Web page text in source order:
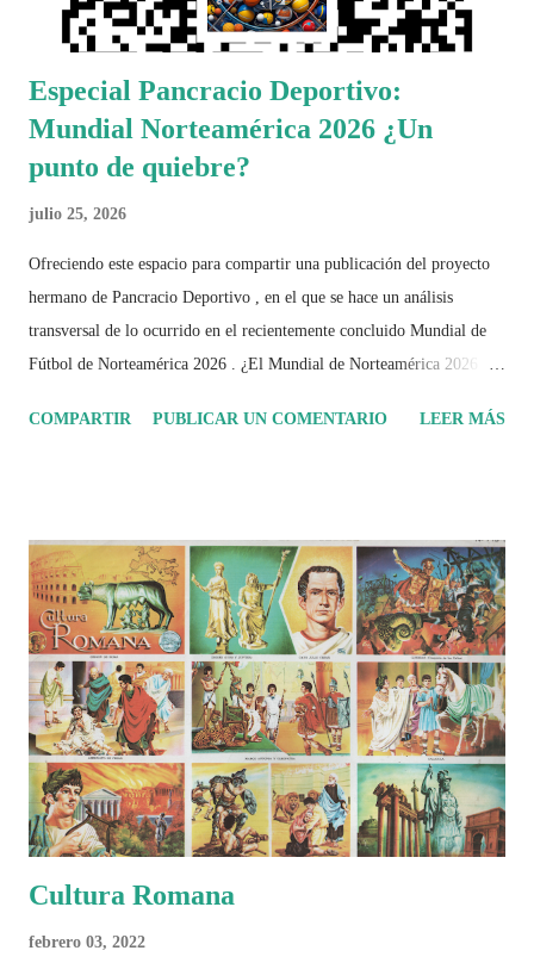
Especial Pancracio Deportivo:
Mundial Norteamérica 2026 ¿Un
punto de quiebre?
julio 25, 2026
Ofreciendo este espacio para compartir una publicación del proyecto
hermano de Pancracio Deportivo , en el que se hace un análisis
transversal de lo ocurrido en el recientemente concluido Mundial de
Fútbol de Norteamérica 2026 . ¿El Mundial de Norteamérica 2026 ha
el recorrido de cada selección con infografías inspiradas en la
2026 ¿Un punto de quiebre?" Este especial de Pancracio Deportivo no
busca decir únicamente quién ganó o quién perdió. Busca responder si
este Mundial marcó un antes y un después en la forma de entender el
deporte, la identidad nacional, la globalización, la comercialización y
el papel del fútbol como reflejo de nuestras sociedades . Son 230
páginas de análisis, ilustraciones originales y ...
COMPARTIR PUBLICAR UN COMENTARIO LEER MÁS
Cultura Romana
febrero 03, 2022